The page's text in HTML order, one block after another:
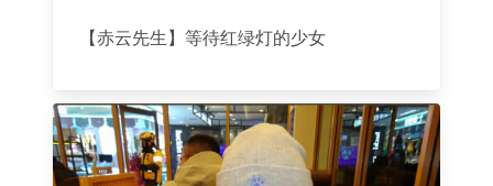
【赤云先生】等待红绿灯的少女